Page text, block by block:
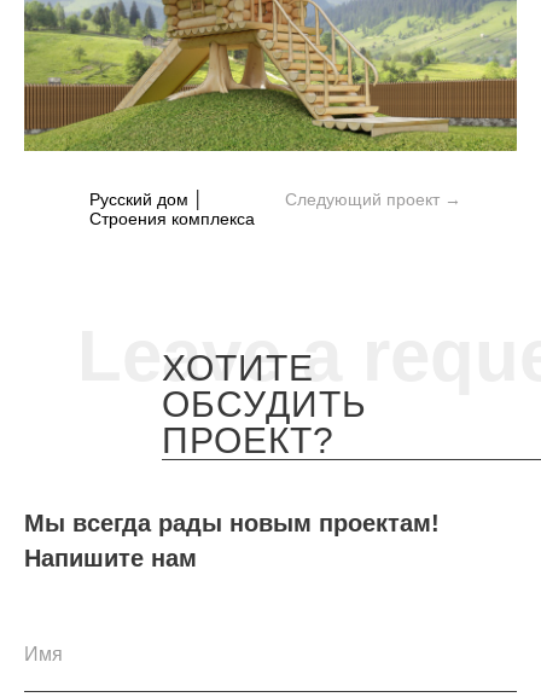
Следующий проект →
Русский дом │
Строения комплекса
Leave a
ХОТИТЕ
ОБСУДИТЬ
ПРОЕКТ?
Мы всегда рады новым проектам!
Напишите нам